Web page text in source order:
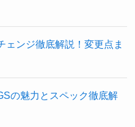
ェンジ徹底解説！変更点ま
の魅力とスペック徹底解